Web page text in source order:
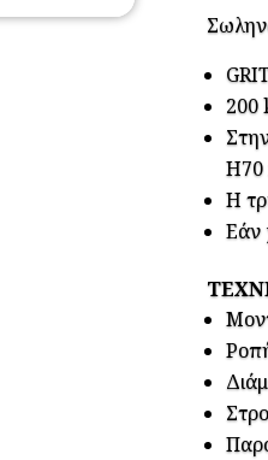
200
H70
Η
Εάν